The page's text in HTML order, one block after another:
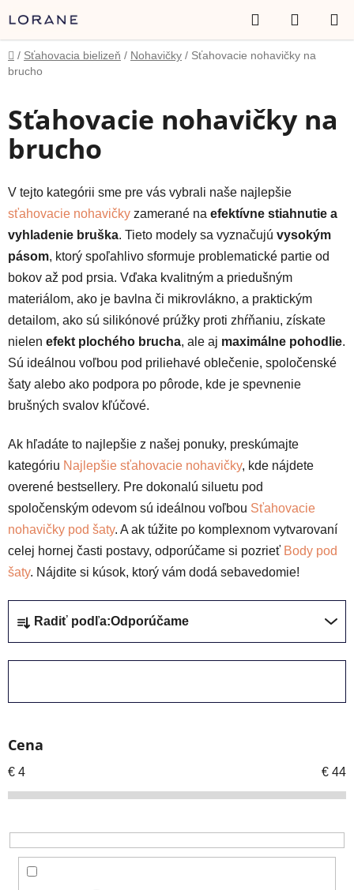
na
obsah
Hľadať
KOŠÍK
Domov
/ Sťahovacia bielizeň / Nohavičky / Sťahovacie nohavičky na
brucho
Sťahovacie nohavičky na
brucho
V tejto kategórii sme pre vás vybrali naše najlepšie
sťahovacie nohavičky zamerané na efektívne stiahnutie a
vyhladenie bruška. Tieto modely sa vyznačujú vysokým
pásom, ktorý spoľahlivo sformuje problematické partie od
bokov až pod prsia. Vďaka kvalitným a priedušným
materiálom, ako je bavlna či mikrovlákno, a praktickým
detailom, ako sú silikónové prúžky proti zhŕňaniu, získate
nielen efekt plochého brucha, ale aj maximálne pohodlie.
Sú ideálnou voľbou pod priliehavé oblečenie, spoločenské
šaty alebo ako podpora po pôrode, kde je spevnenie
brušných svalov kľúčové.
Ak hľadáte to najlepšie z našej ponuky, preskúmajte
kategóriu Najlepšie sťahovacie nohavičky, kde nájdete
overené bestsellery. Pre dokonalú siluetu pod
spoločenským odevom sú ideálnou voľbou Sťahovacie
nohavičky pod šaty. A ak túžite po komplexnom vytvarovaní
celej hornej časti postavy, odporúčame si pozrieť Body pod
šaty. Nájdite si kúsok, ktorý vám dodá sebavedomie!
R
a
d
p
r
o
u
k
Radiť podľa:Odporúčame
Cena
€ 4 € 44